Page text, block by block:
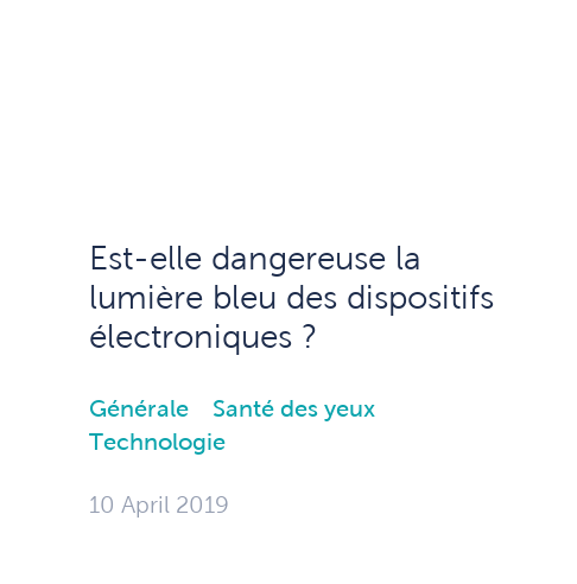
Est-elle dangereuse la
lumière bleu des dispositifs
électroniques ?
Générale
Santé des yeux
Technologie
10 April 2019